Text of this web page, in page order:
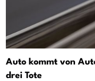
Auto kommt von
drei Tote